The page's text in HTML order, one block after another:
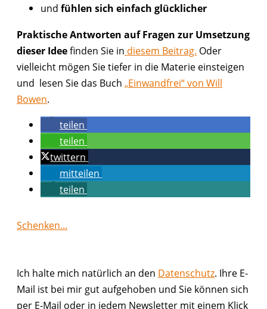
und fühlen sich einfach glücklicher
Praktische Antworten auf Fragen zur Umsetzung
dieser Ideefinden Sie in diesem Beitrag. Oder
vielleicht mögen Sie tiefer in die Materie einsteigen
und lesen Sie das Buch „Einwandfrei“ von Will
Bowen.
teilen
teilen
twittern
mitteilen
teilen
Schenken...
Ich halte mich natürlich an den Datenschutz. Ihre E-
Mail ist bei mir gut aufgehoben und Sie können sich
per E-Mail oder in jedem Newsletter mit einem Klick